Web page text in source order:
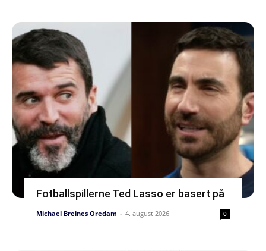
Fotballspillerne Ted Lasso er basert på
Michael Breines Oredam - 4. august 2026 0